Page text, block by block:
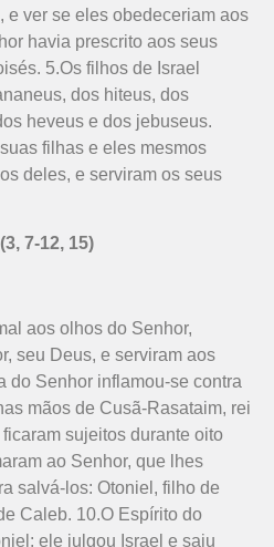
e ver se eles obedeceriam aos
havia prescrito aos seus
5.Os filhos de Israel
dos hiteus, dos
heveus e dos jebuseus.
filhas e eles mesmos
deles, e serviram os seus
7-12, 15)
aos olhos do Senhor,
seu Deus, e serviram aos
do Senhor inflamou-se contra
mãos de Cusã-Rasa­taim, rei
sujeitos durante oito
ao Senhor, que lhes
salvá-los: Otoniel, filho de
Caleb. 10.O Espírito do
ele julgou Israel e saiu